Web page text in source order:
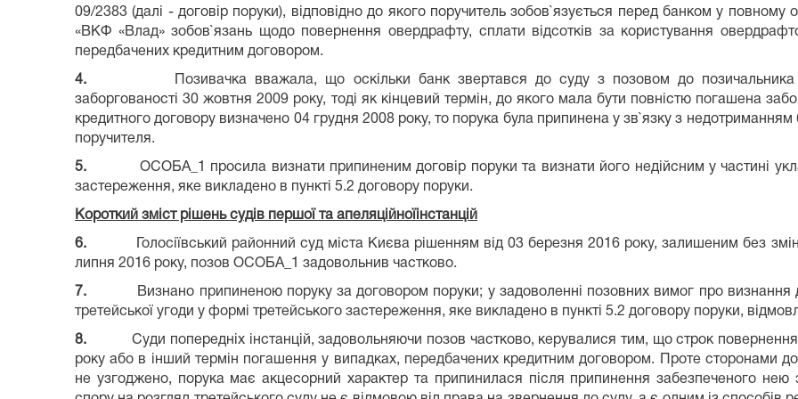
09/2383 (далі - договір поруки), відповідно до якого поручитель зобов`язується перед банком у
«ВКФ «Влад» зобов`язань щодо повернення овердрафту, сплати відсотків за користування
передбачених кредитним договором.
4.
Позивачка вважала, що оскільки банк звертався до суду з позовом до позичальника
заборгованості 30 жовтня 2009 року, тоді як кінцевий термін, до якого мала бути повністю погашена
кредитного договору визначено 04 грудня 2008 року, то порука була припинена у зв`язку з
поручителя.
5. ОСОБА_1 просила визнати припиненим договір поруки та визнати його недійсним у частині
застереження, яке викладено в пункті 5.2 договору поруки.
Короткий зміст рішень судів першої та апеляційноїінстанцій
6.
Голосіївський районний суд міста Києва рішенням від 03 березня 2016 року, залишеним без
липня 2016 року, позов ОСОБА_1 задовольнив частково.
7.
Визнано припиненою поруку за договором поруки; у задоволенні позовних вимог про визнання
третейської угоди у формі третейського застереження, яке викладено в пункті 5.2 договору поруки,
8.Суди попередніх інстанцій, задовольняючи позов частково, керувалися тим, що строк
року або в інший термін погашення у випадках, передбачених кредитним договором. Проте сторонами
не узгоджено, порука має акцесорний характер та припинилася після припинення забезпеченого нею